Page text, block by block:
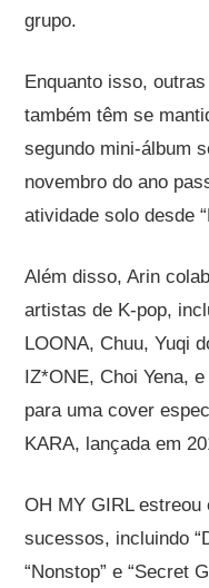
grupo.
Enquanto isso,
também têm se
segundo mini-álbum
novembro do ano
atividade solo desde
Além disso, Arin
artistas de K-pop,
LOONA, Chuu, Yuqi
IZ*ONE, Choi Yena,
para uma cover
KARA, lançada em
OH MY GIRL
sucessos, incluindo
“Nonstop” e “Secret